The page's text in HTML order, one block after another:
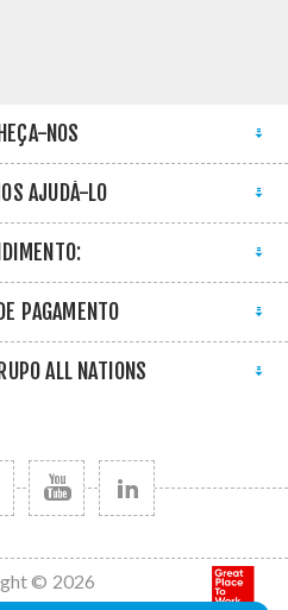
NOS
AJUDÁ-LO
PAGAMENTO
ALL NATIONS
© 2026